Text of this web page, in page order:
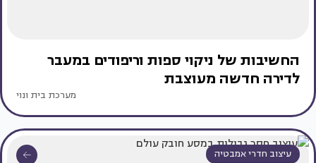
החשיבות של ניקוי ספות וריפודים במעבר
לדירה חדשה מעוצבת
מערכת בית ונוי
עיצוב חדרי אמבטיה